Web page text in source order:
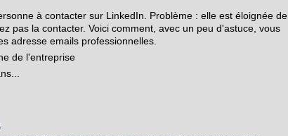
à contacter sur LinkedIn. Problème : elle est éloignée de
pas la contacter. Voici comment, avec un peu d'astuce, vous
adresse emails professionnelles.
de l'entreprise